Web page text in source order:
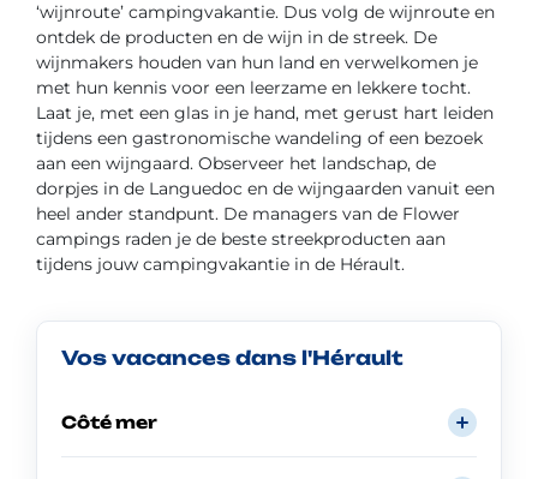
‘wijnroute’ campingvakantie. Dus volg de wijnroute en
ontdek de producten en de wijn in de streek. De
wijnmakers houden van hun land en verwelkomen je
met hun kennis voor een leerzame en lekkere tocht.
Laat je, met een glas in je hand, met gerust hart leiden
tijdens een gastronomische wandeling of een bezoek
aan een wijngaard. Observeer het landschap, de
dorpjes in de Languedoc en de wijngaarden vanuit een
heel ander standpunt. De managers van de Flower
campings raden je de beste streekproducten aan
tijdens jouw campingvakantie in de Hérault.
Vos vacances dans l'Hérault
Côté mer